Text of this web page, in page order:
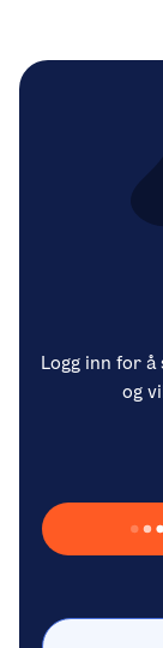
Logg inn for
og
Laster inn